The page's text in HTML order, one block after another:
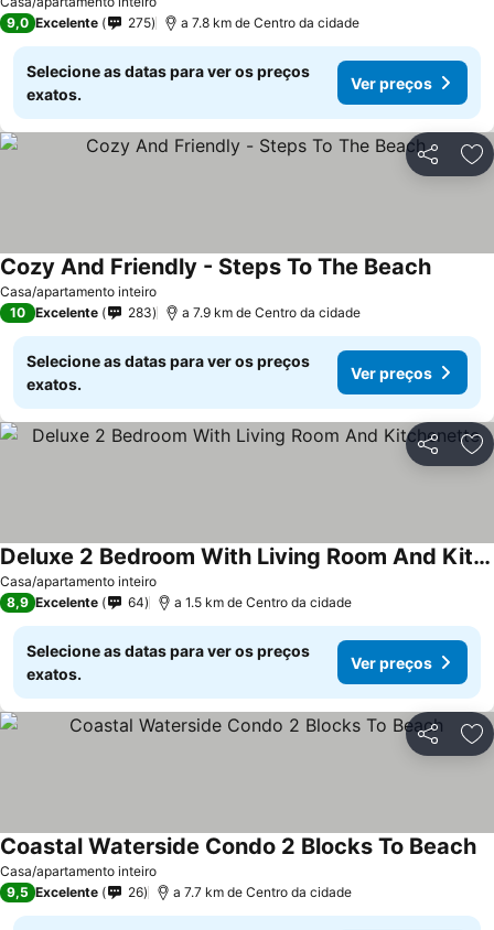
9,0 Excelente 275 a 7.8 km de Centro da cidade
Selecione as datas para ver os preços
exatos.
Ver preços
Partilhar
Casa/apartamento inteiro
Cozy And Friendly - Steps To The BeachVer
10 Excelente 283 a 7.9 km de Centro da cidade
Selecione as datas para ver os preços
exatos.
Ver preços
Partilhar
Casa/apartamento inteiro
Deluxe 2 Bedroom With Living Room And Kitchenette
Ver preços
8,9 Excelente 64 a 1.5 km de Centro da cidade
Selecione as datas para ver os preços
exatos.
Ver preços
Partilhar
Casa/apartamento inteiro
Coastal Waterside Condo 2 Blocks To Beach
9,5 Excelente 26 a 7.7 km de Centro da cidade